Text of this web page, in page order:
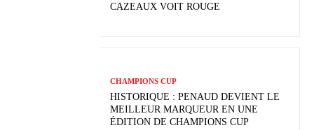
CAZEAUX VOIT ROUGE
CHAMPIONS CUP
HISTORIQUE : PENAUD DEVIENT LE
MEILLEUR MARQUEUR EN UNE
ÉDITION DE CHAMPIONS CUP